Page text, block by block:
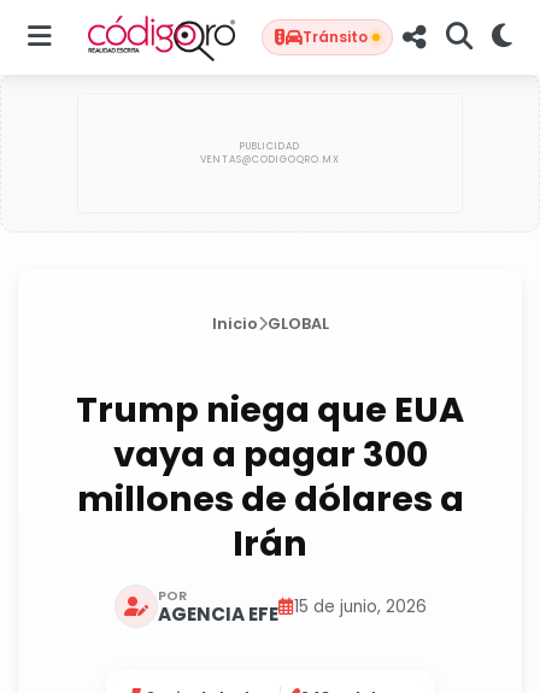
Tránsito
Inicio GLOBAL
Trump niega que EUA
vaya a pagar 300
millones de dólares a
Irán
POR
AGENCIA EFE 15 de junio, 2026